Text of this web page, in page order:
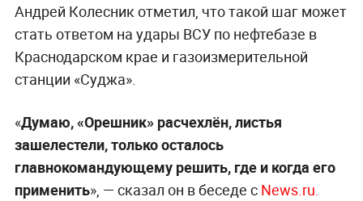
Андрей Колесник отметил, что такой шаг может
стать ответом на удары ВСУ по нефтебазе в
Краснодарском крае и газоизмерительной
станции «Суджа».
«Думаю, «Орешник» расчехлён, листья
зашелестели, только осталось
главнокомандующему решить, где и когда его
применить», — сказал он в беседе с News.ru.